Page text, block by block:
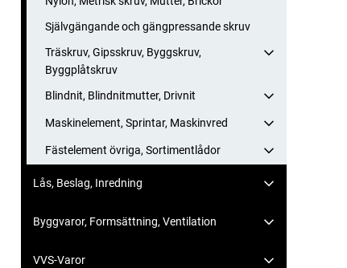
Självgängande och gängpressande skruv
Träskruv, Gipsskruv, Byggskruv,
Byggplåtskruv
Blindnit, Blindnitmutter, Drivnit
Maskinelement, Sprintar, Maskinvred
Fästelement övriga, Sortimentlådor
Lås, Beslag, Inredning
Byggvaror, Formsättning, Ventilation
VVS-Varor